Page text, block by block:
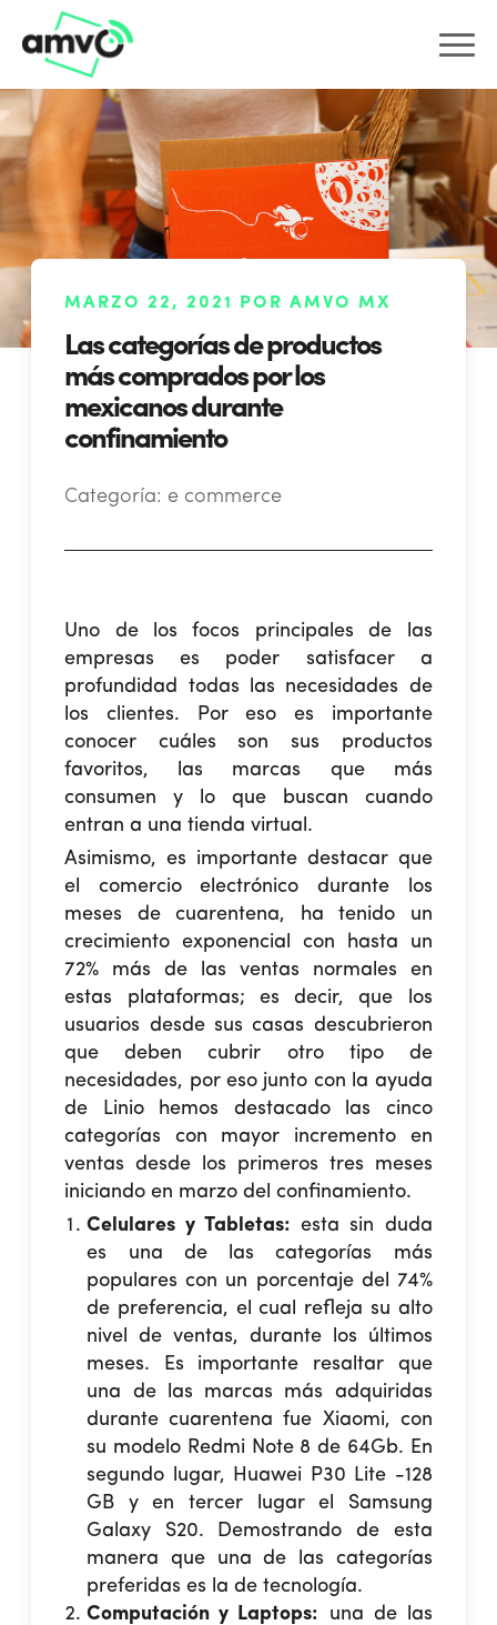
MARZO 22, 2021 POR AMVO MX
Las categorías de productos
más comprados por los
mexicanos durante
confinamiento
Categoría: e commerce
Uno de los focos principales de las
empresas es poder satisfacer a
profundidad todas las necesidades de
los clientes. Por eso es importante
conocer cuáles son sus productos
favoritos, las marcas que más
consumen y lo que buscan cuando
entran a una tienda virtual.
Asimismo, es importante destacar que
el comercio electrónico durante los
meses de cuarentena, ha tenido un
crecimiento exponencial con hasta un
72% más de las ventas normales en
estas plataformas; es decir, que los
usuarios desde sus casas descubrieron
que deben cubrir otro tipo de
necesidades, por eso junto con la ayuda
de Linio hemos destacado las cinco
categorías con mayor incremento en
ventas desde los primeros tres meses
iniciando en marzo del confinamiento.
Celulares y Tabletas: esta sin duda
es una de las categorías más
populares con un porcentaje del 74%
de preferencia, el cual refleja su alto
nivel de ventas, durante los últimos
meses. Es importante resaltar que
una de las marcas más adquiridas
durante cuarentena fue Xiaomi, con
su modelo Redmi Note 8 de 64Gb. En
segundo lugar, Huawei P30 Lite -128
GB y en tercer lugar el Samsung
Galaxy S20. Demostrando de esta
manera que una de las categorías
preferidas es la de tecnología.
Computación y Laptops: una de las